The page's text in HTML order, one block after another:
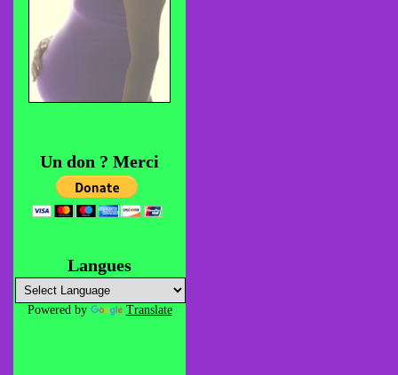
Un don ? Merci
Langues
Powered by Translate